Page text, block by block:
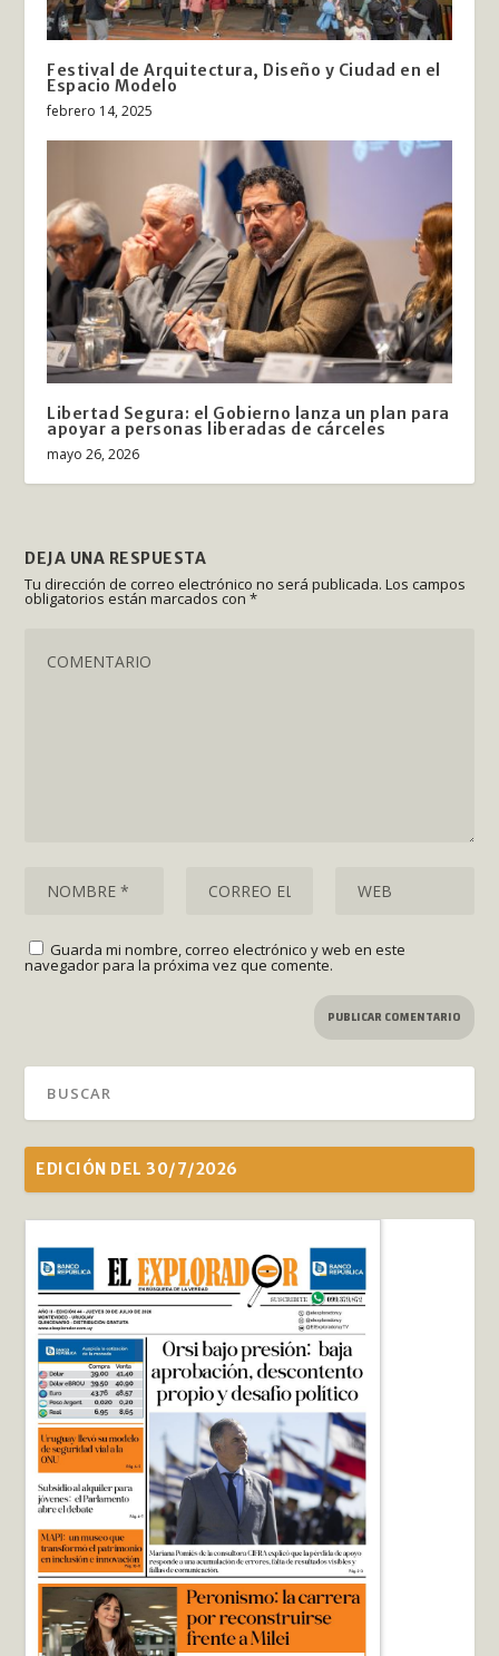
Festival de Arquitectura, Diseño y Ciudad en el
Espacio Modelo
febrero 14, 2025
Libertad Segura: el Gobierno lanza un plan para
apoyar a personas liberadas de cárceles
mayo 26, 2026
DEJA UNA RESPUESTA
Tu dirección de correo electrónico no será publicada. Los campos
obligatorios están marcados con*
Guarda mi nombre, correo electrónico y web en este
navegador para la próxima vez que comente.
EDICIÓN DEL 30/7/2026